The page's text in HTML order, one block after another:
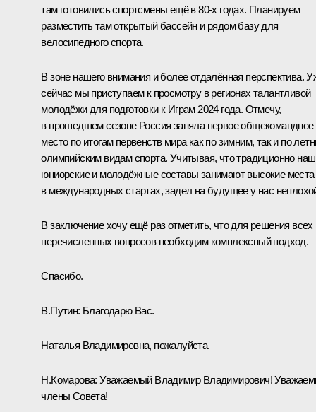
там готовились спортсмены ещё в 80‑х годах. Планируем
разместить там открытый бассейн и рядом базу для
велосипедного спорта.
В зоне нашего внимания и более отдалённая перспектива.
сейчас мы приступаем к просмотру в регионах талантливой
молодёжи для подготовки к Играм 2024 года. Отмечу,
в прошедшем сезоне Россия заняла первое общекомандное
место по итогам первенств мира как по зимним, так и по
олимпийским видам спорта. Учитывая, что традиционно
юниорские и молодёжные составы занимают высокие места
в международных стартах, задел на будущее у нас
В заключение хочу ещё раз отметить, что для решения всех
перечисленных вопросов необходим комплексный подход.
Спасибо.
В.Путин: Благодарю Вас.
Наталья Владимировна, пожалуйста.
Н.Комарова: Уважаемый Владимир Владимирович!
члены Совета!